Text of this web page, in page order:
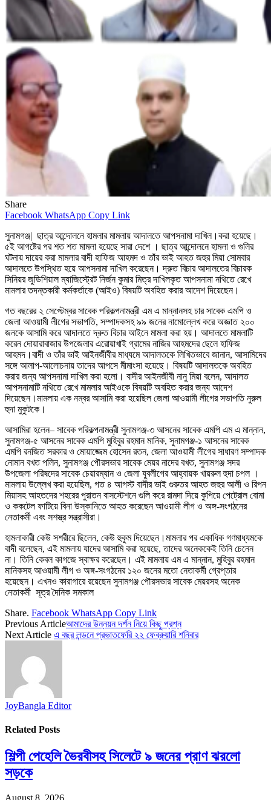
Share
Facebook WhatsApp Copy Link
সুনামগঞ্জ| ছাত্র আন্দোলনে হামলার মামলায় আদালতে আপসনামা দাখিল।করা হয়েছে।
৫ই আগষ্টের পর শত শত মামলা হয়েছে সারা দেশে । ছাত্র আন্দোলনে হামলা ও গুলির
ঘটনায় দায়ের করা মামলার বাদী হাফিজ আহমদ ও তাঁর ভাই আহত জহুর মিয়া সোমবার
আদালতে উপস্থিত হয়ে আপসনামা দাখিল করেছেন। দ্রুত বিচার আদালতের বিচারক
সিনিয়র জুডিশিয়াল ম্যাজিস্ট্রেট নির্জন কুমার মিত্র দাখিলকৃত আপসনামা নথিতে রেখে
মামলার তদন্তকারী কর্মকর্তাকে (আইও) বিষয়টি অবহিত করার আদেশ দিয়েছেন।
গত বছরের ২ সেপ্টেম্বর সাবেক পরিকল্পনামন্ত্রী এম এ মান্নানসহ চার সাবেক এমপি ও
জেলা আওয়ামী লীগের সভাপতি, সম্পাদকসহ ৯৯ জনের নামোল্লেখ করে অজ্ঞাত ২০০
জনকে আসামি করে আদালতে দ্রুত বিচার আইনে মামলা করা হয়। আদালতে মামলাটি
করেন দোয়ারাবাজার উপজেলার এরোয়াখাই গ্রামের নাজির আহমদের ছেলে হাফিজ
আহমদ।বাদী ও তাঁর ভাই আইনজীবীর মাধ্যমে আদালতকে লিখিতভাবে জানান, আসামিদের
সঙ্গে আলাপ-আলোচনায় তাদের আপসে মীমাংসা হয়েছে। বিষয়টি আদালতকে অবহিত
করার জন্য আপসনামা দাখিল করা হলো। বাদীর আইনজীবী নানু মিয়া বলেন, আদালত
আপসনামাটি নথিতে রেখে মামলার আইওকে বিষয়টি অবহিত করার জন্য আদেশ
দিয়েছেন।মামলায় এক নম্বর আসামি করা হয়েছিল জেলা আওয়ামী লীগের সভাপতি নুরুল
হুদা মুকুটকে।
আসামিরা হলেন– সাবেক পরিকল্পনামন্ত্রী সুনামগঞ্জ-৩ আসনের সাবেক এমপি এম এ মান্নান,
সুনামগঞ্জ-৫ আসনের সাবেক এমপি মুহিবুর রহমান মানিক, সুনামগঞ্জ-১ আসনের সাবেক
এমপি রনজিত সরকার ও মোয়াজ্জেম হোসেন রতন, জেলা আওয়ামী লীগের সাধারণ সম্পাদক
নোমান বখত পলিন, সুনামগঞ্জ পৌরসভার সাবেক মেয়র নাদের বখত, সুনামগঞ্জ সদর
উপজেলা পরিষদের সাবেক চেয়ারম্যান ও জেলা যুবলীগের আহ্বায়ক খায়রুল হুদা চপল ।
মামলায় উল্লেখ করা হয়েছিল, গত ৪ আগস্ট বাদীর ভাই গুরুতর আহত জহুর আলী ও রিপন
মিয়াসহ আহতদের শহরের পুরাতন বাসস্টেশনে গুলি করে রামদা দিয়ে কুপিয়ে পেট্রোল বোমা
ও ককটেল ফাটিয়ে বিনা উস্কানিতে আহত করেছেন আওয়ামী লীগ ও অঙ্গ-সংগঠনের
নেতাকর্মী এবং সশস্ত্র সন্ত্রাসীরা।
হামলাকারী কেউ সশরীরে ছিলেন, কেউ হুকুম দিয়েছেন।মামলার পর একাধিক গণমাধ্যমকে
বাদী বলেছেন, এই মামলায় যাদের আসামি করা হয়েছে, তাদের অনেককেই তিনি চেনেন
না। তিনি কেবল কাগজে স্বাক্ষর করেছেন। এই মামলায় এম এ মান্নান, মুহিবুর রহমান
মানিকসহ আওয়ামী লীগ ও অঙ্গ-সংগঠনের ১২০ জনের মতো নেতাকর্মী গ্রেপ্তার
হয়েছেন। এখনও কারাগারে রয়েছেন সুনামগঞ্জ পৌরসভার সাবেক মেয়রসহ অনেক
নেতাকর্মী সূত্র দৈনিক সমকাল
Share. Facebook WhatsApp Copy Link
Previous Articleআমাদের উন্নয়ন দর্শন নিয়ে কিছু প্রশ্ন
Next Article এ বছর লন্ডনে প্রভাতফেরি ২২ ফেব্রুয়ারি শনিবার
JoyBangla Editor
Related Posts
শিল্পী পেহেলি ভৈরবীসহ সিলেটে ৯ জনের প্রাণ ঝরলো
সড়কে